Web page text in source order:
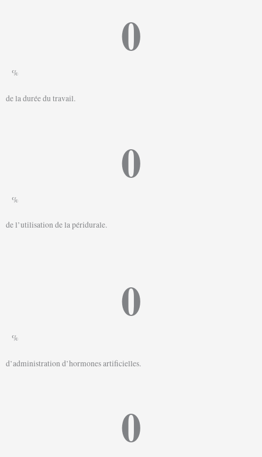
0
%
de la durée du travail.
0
%
de l’utilisation de la péridurale.
0
%
d’administration d’hormones artificielles.
0